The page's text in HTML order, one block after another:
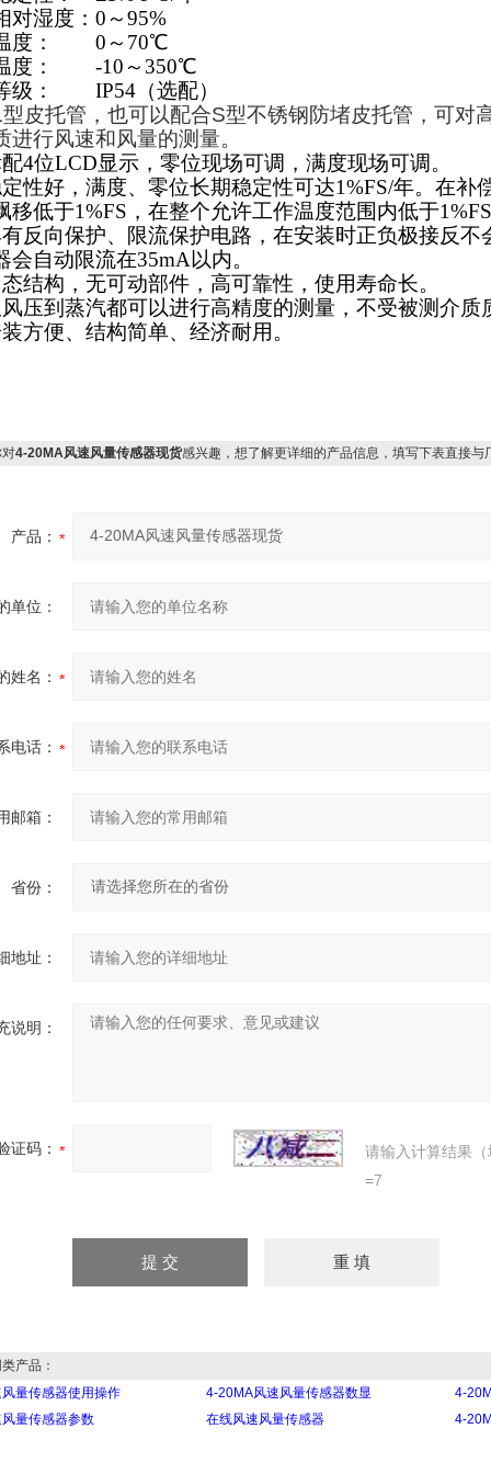
对湿度： 0 ～95%
度：
0 ～70℃
度：
-10 ～350℃
级：
IP54 （选配）
皮托管，也可以配合S型不锈钢防堵皮托管，可对
进行风速和风量的测量。
4位LCD显示，零位现场可调，满度现场可调。
性好，满度、零位长期稳定性可达1%FS/年。在
移低于1%FS，在整个允许工作温度范围内低于
反向保护、限流保护电路，在安装时正负极接反不
会自动限流在35mA以内。
结构，无可动部件，高可靠性，使用寿命长。
压到蒸汽都可以进行高精度的测量，不受被测介质
方便、结构简单、经济耐用。
4-20MA风速风量传感器现货感兴趣，想了解更详细的产品信息，填写下表直接与
产品：
单位：
姓名：
电话：
邮箱：
省份：
地址：
说明：
证码：
请输入计算结果
=7
产品：
量传感器使用操作
4-20MA风速风量传感器数显
4-
量传感器参数
在线风速风量传感器 4-